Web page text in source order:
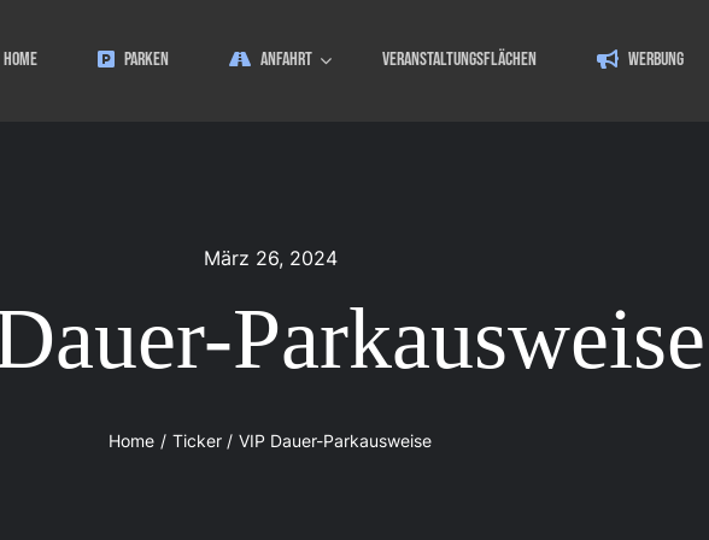
HOME PARKEN ANFAHRT VERANSTALTUNGSFLÄCHEN WERBUNG
März 26, 2024
Parkausweise
Home Ticker VIP Dauer-Parkausweise